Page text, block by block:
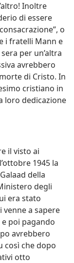
Inoltre
di essere
o
i fratelli Mann e
per un’altra
avrebbero
di Cristo. In
cristiano in
loro dedicazione
il visto ai
1945 la
della
degli
era stato
a sapere
poi pagando
avrebbero
così che dopo
otto